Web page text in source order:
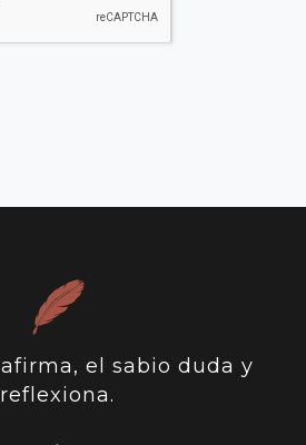
el sabio duda y
reflexiona.